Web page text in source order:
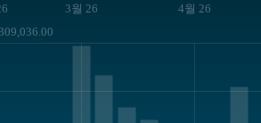
3월 26 4월 26